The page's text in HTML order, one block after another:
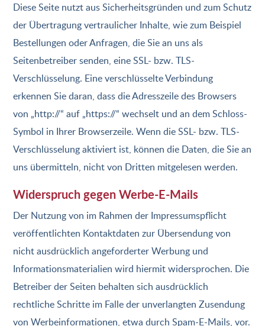
Diese Seite nutzt aus Sicherheitsgründen und zum Schutz
der Übertragung vertraulicher Inhalte, wie zum Beispiel
Bestellungen oder Anfragen, die Sie an uns als
Seitenbetreiber senden, eine SSL- bzw. TLS-
Verschlüsselung. Eine verschlüsselte Verbindung
erkennen Sie daran, dass die Adresszeile des Browsers
von „http://“ auf „https://“ wechselt und an dem Schloss-
Symbol in Ihrer Browserzeile. Wenn die SSL- bzw. TLS-
Verschlüsselung aktiviert ist, können die Daten, die Sie an
uns übermitteln, nicht von Dritten mitgelesen werden.
Widerspruch gegen Werbe-E-Mails
Der Nutzung von im Rahmen der Impressumspflicht
veröffentlichten Kontaktdaten zur Übersendung von
nicht ausdrücklich angeforderter Werbung und
Informationsmaterialien wird hiermit widersprochen. Die
Betreiber der Seiten behalten sich ausdrücklich
rechtliche Schritte im Falle der unverlangten Zusendung
von Werbeinformationen, etwa durch Spam-E-Mails, vor.